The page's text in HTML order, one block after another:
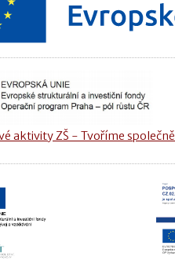
aktivity ZŠ - Tvoříme společně